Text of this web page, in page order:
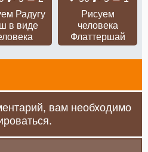
Радугу
в виде
Рисуем
человека
Флаттершай
вам необходимо